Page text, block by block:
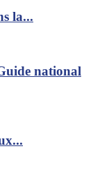
la...
national